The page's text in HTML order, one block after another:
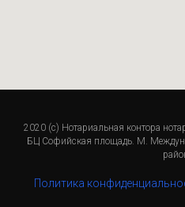
2020 (с) Нотариальная контора
БЦ Софийская площадь. М.
Политика